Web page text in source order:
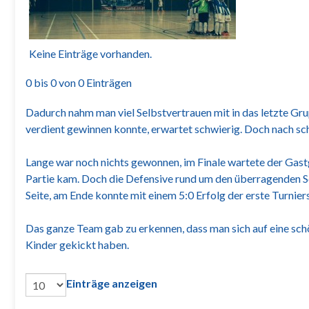
Keine Einträge vorhanden.
0 bis 0 von 0 Einträgen
Dadurch nahm man viel Selbstvertrauen mit in das letzte
verdient gewinnen konnte, erwartet schwierig. Doch nach
Lange war noch nichts gewonnen, im Finale wartete der
Partie kam. Doch die Defensive rund um den
Seite, am Ende konnte mit einem 5:0 Erfolg der erste
Das ganze Team gab zu erkennen, dass man sich auf eine
Kinder gekickt haben.
Einträge anzeigen